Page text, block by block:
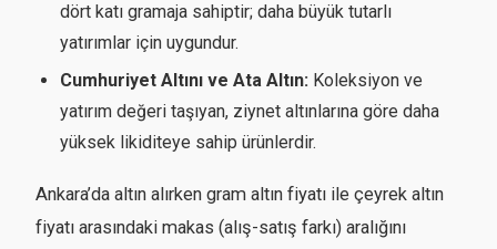
dört katı gramaja sahiptir; daha büyük tutarlı
yatırımlar için uygundur.
Cumhuriyet Altını ve Ata Altın: Koleksiyon ve
yatırım değeri taşıyan, ziynet altınlarına göre daha
yüksek likiditeye sahip ürünlerdir.
Ankara’da altın alırken gram altın fiyatı ile çeyrek altın
fiyatı arasındaki makas (alış-satış farkı) aralığını